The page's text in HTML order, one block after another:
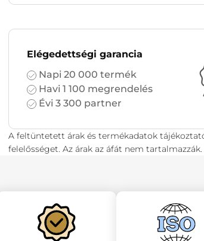
Elégedettségi garancia
Napi 20 000 termék
Havi 1 100 megrendelés
Évi 3 300 partner
A feltüntetett árak és termékadatok
felelősséget. Az árak az áfát nem tartalmazzák.